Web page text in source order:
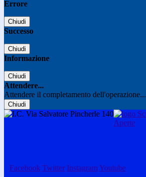
Errore
Chiudi
Successo
Chiudi
Informazione
Chiudi
Attendere...
Attendere il completamento dell'operazione...
Chiudi
Facebook Twitter Instagram Youtube